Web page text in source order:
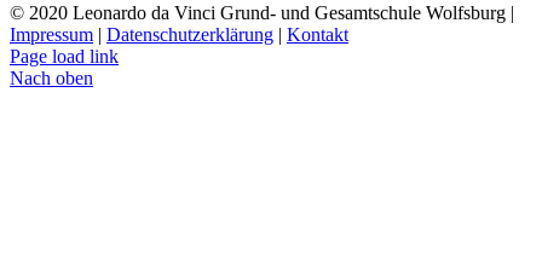
© 2020 Leonardo da Vinci Grund- und Gesamtschule Wolfsburg |
Impressum | Datenschutzerklärung | Kontakt
Page load link
Nach oben